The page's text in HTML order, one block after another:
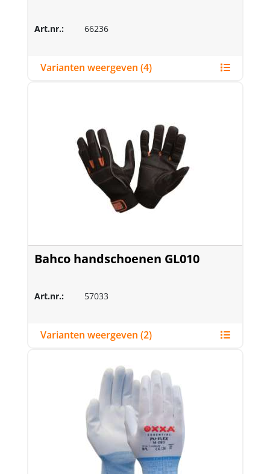
Art.nr.: 66236
Varianten weergeven (4)
Bahco handschoenen GL010
Art.nr.: 57033
Varianten weergeven (2)